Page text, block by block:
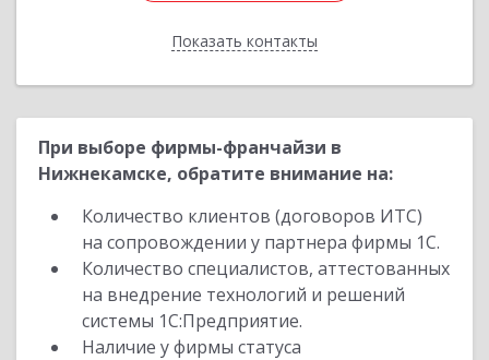
Показать контакты
Назад
При выборе фирмы-франчайзи в
Нижнекамске, обратите внимание на:
Количество клиентов (договоров ИТС)
на сопровождении у партнера фирмы 1С.
Количество специалистов, аттестованных
на внедрение технологий и решений
системы 1С:Предприятие.
Наличие у фирмы статуса